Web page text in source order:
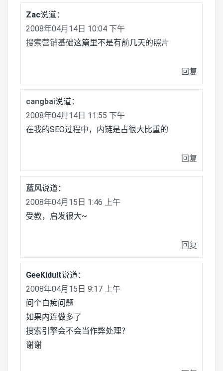
Zac说道：
2008年04月14日 10:04 下午
搜索营销基础这篇里不是有前几天的照片
回复
cangbai说道：
2008年04月14日 11:55 下午
在我的SEO过程中，内链是占很大比重的
回复
蓝风说道：
2008年04月15日 1:46 上午
受教，启发很大~
回复
GeeKidult说道：
2008年04月15日 9:17 上午
问个白痴问题
如果内连做多了
搜索引擎会不会当作弊处理？
谢谢